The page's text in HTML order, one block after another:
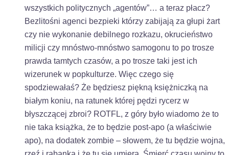
wszystkich politycznych „agentów”… a teraz płacz?
Bezlitośni agenci bezpieki którzy zabijają za głupi żart
czy nie wykonanie debilnego rozkazu, okrucieństwo
milicji czy mnóstwo-mnóstwo samogonu to po trosze
prawda tamtych czasów, a po trosze taki jest ich
wizerunek w popkulturze. Więc czego się
spodziewałaś? Że będziesz piękną księżniczką na
białym koniu, na ratunek której pędzi rycerz w
błyszczącej zbroi? ROTFL, z góry było wiadomo że to
nie taka książka, że to będzie post-apo (a właściwie
apo), na dodatek zombie – słowem, że tu będzie wojna,